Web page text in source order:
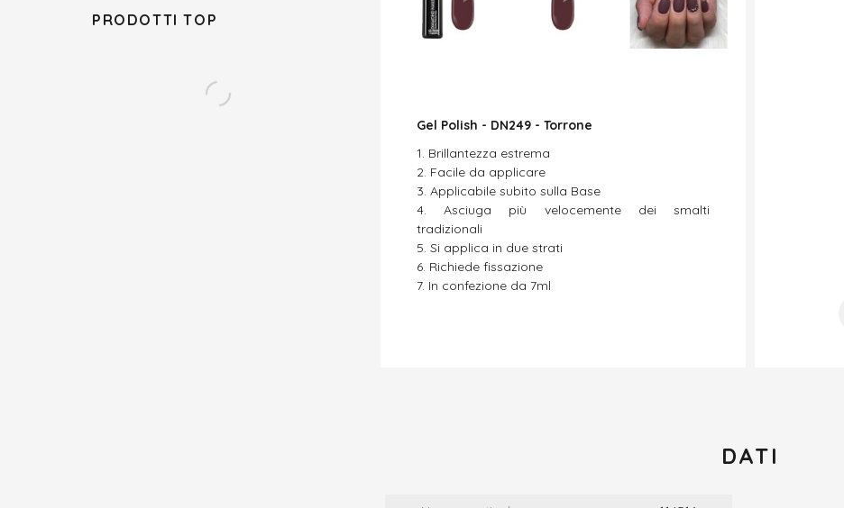
PRODOTTI TOP
Gel Polish - DN249 - Torrone
Brillantezza estrema
Facile da applicare
Applicabile subito sulla Base
Asciuga più velocemente dei smalti
tradizionali
Si applica in due strati
Richiede fissazione
In confezione da 7ml
DATI